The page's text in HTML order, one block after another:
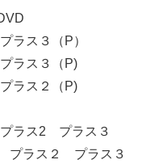
ラス３（P）
ラス３（P)
ラス２（P)
ラス2 プラス３
プラス２ プラス３